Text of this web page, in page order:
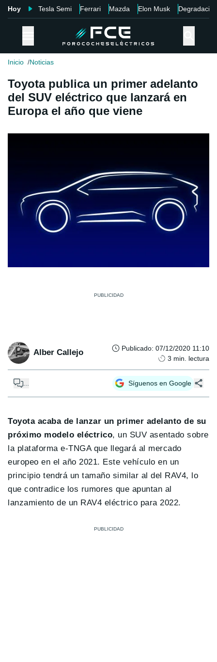
Hoy Tesla Semi Ferrari Mazda Elon Musk Degradación
Inicio Noticias
Toyota publica un primer adelanto
del SUV eléctrico que lanzará en
Europa el año que viene
Alber Callejo Publicado: 07/12/2020 11:10
3 min. lectura
Síguenos en Google
Toyota acaba de lanzar un primer adelanto de su
próximo modelo eléctrico, un SUV asentado sobre
la plataforma e-TNGA que llegará al mercado
europeo en el año 2021. Este vehículo en un
principio tendrá un tamaño similar al del RAV4, lo
que contradice los rumores que apuntan al
lanzamiento de un RAV4 eléctrico para 2022.